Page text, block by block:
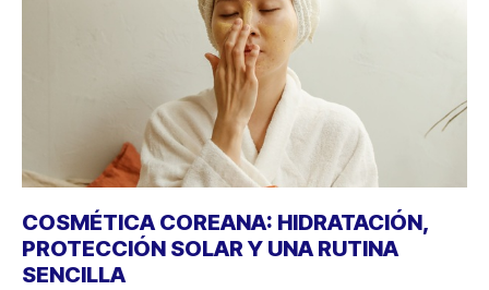
COSMÉTICA COREANA: HIDRATACIÓN,
PROTECCIÓN SOLAR Y UNA RUTINA
SENCILLA